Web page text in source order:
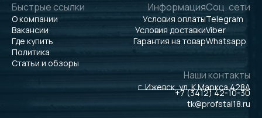
Быстрые ссылки
О компании
Вакансии
Где купить
Политика
Статьи и обзоры
Информация
Условия оплаты
Условия доставки
Гарантия на товар
Соц. сети
Telegram
Viber
Whatsapp
Наши контакты
г. Ижевск, ул. К.Маркса 428А
+7 (3412) 42-10-30
tk@profstal18.ru